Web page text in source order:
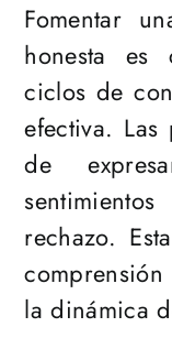
Fomentar
honesta es
ciclos de
efectiva.
de
rechazo.
la dinámica